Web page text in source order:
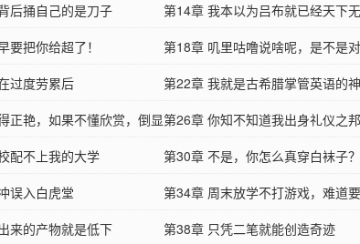
后捅自己的是刀子
第14章 我本以为吕布就已经天下
要把你给超了！
第18章 叽里咕噜说啥呢，是不是
思？
过度劳累后
第22章 我就是古希腊掌管英语的神
正艳，如果不懂欣赏，倒显第26章 你知不知道我出身礼仪之邦
配不上我的大学 第30章 不是，你怎么真穿白袜子？
误入白虎堂
第34章 周末放学不打游戏，难道要
来的产物就是低下
第38章 只凭二笔就能创造奇迹